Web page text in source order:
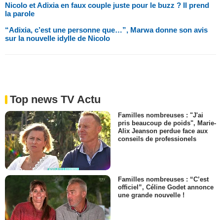
Nicolo et Adixia en faux couple juste pour le buzz ? Il prend
la parole
“Adixia, c’est une personne que…”, Marwa donne son avis
sur la nouvelle idylle de Nicolo
Top news TV Actu
Familles nombreuses : "J'ai
pris beaucoup de poids", Marie-
Alix Jeanson perdue face aux
conseils de professionels
Familles nombreuses : “C’est
officiel”, Céline Godet annonce
une grande nouvelle !